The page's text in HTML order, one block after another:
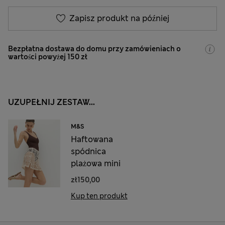
Zapisz produkt na później
Bezpłatna dostawa do domu przy zamówieniach o
wartości powyżej 150 zł
UZUPEŁNIJ ZESTAW...
M&S
Haftowana
spódnica
plażowa mini
zł150,00
Kup ten produkt